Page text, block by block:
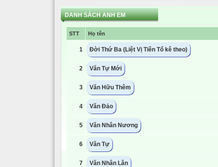
DANH SÁCH ANH EM
STT Họ tên
1 Đời Thứ Ba (Liệt Vị Tiên Tổ kê theo)
2 Văn Tự Mới
3 Văn Hữu Thêm
4 Văn Đảo
5 Văn Nhân Nương
6 Văn Tự
7 Văn Nhân Lân